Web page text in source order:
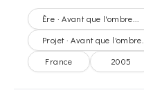
Ère · Avant que l'ombre...
Projet · Avant que l'ombre...
France
2005